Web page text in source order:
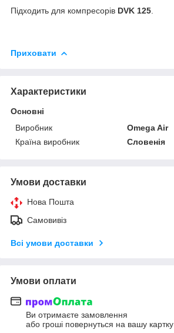
Підходить для компресорів DVK 125
Приховати
Характеристики
Основні
Виробник
Omega Air
Країна виробник
Словенія
Умови доставки
Нова Пошта
Самовивіз
Всі умови доставки
Умови оплати
Ви отримаєте замовлення
або гроші повернуться на вашу картку